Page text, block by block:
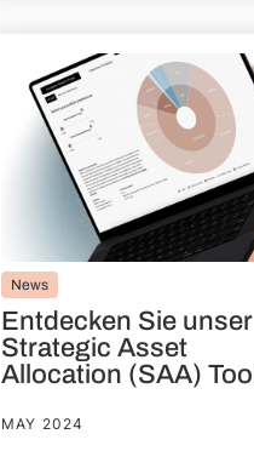
News
Entdecken Sie unser
Strategic Asset
Allocation (SAA) Tool
MAY 2024